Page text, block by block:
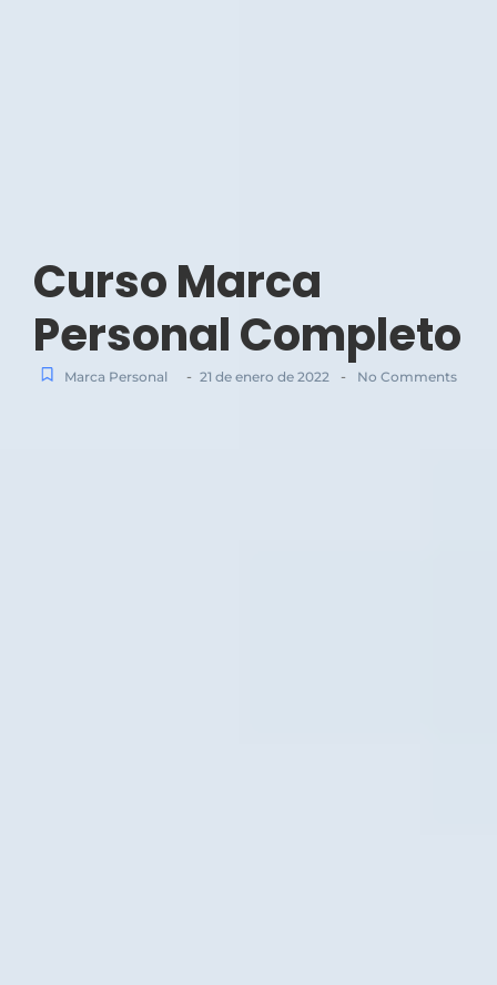
Curso Marca
Personal Completo
Marca Personal - 21 de enero de 2022 - No Comments